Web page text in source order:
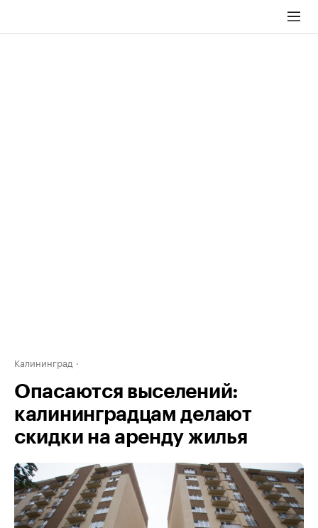
Калининград
Опасаются выселений:
калининградцам делают
скидки на аренду жилья